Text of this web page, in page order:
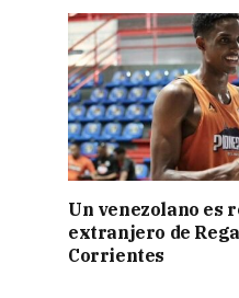
Un venezolano es
extranjero de
Corrientes